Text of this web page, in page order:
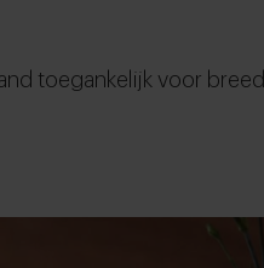
toegankelijk voor breed